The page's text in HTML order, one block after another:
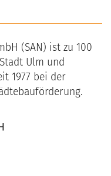
(SAN) ist zu 100
Ulm und
1977 bei der